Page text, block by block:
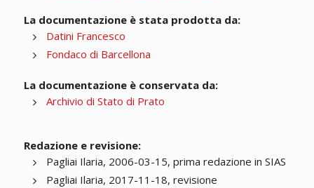
La documentazione è stata prodotta da:
Datini Francesco
Fondaco di Barcellona
La documentazione è conservata da:
Archivio di Stato di Prato
Redazione e revisione:
Pagliai Ilaria, 2006-03-15, prima redazione in SIAS
Pagliai Ilaria, 2017-11-18, revisione